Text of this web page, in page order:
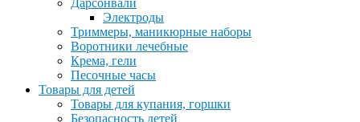
Дарсонвали
Электроды
Триммеры, маникюрные наборы
Воротники лечебные
Крема, гели
Песочные часы
Товары для детей
Товары для купания, горшки
Безопасность детей